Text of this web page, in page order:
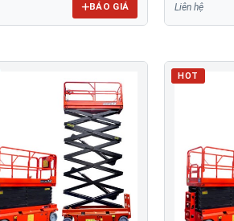
BÁO GIÁ Liên hệ
HOT